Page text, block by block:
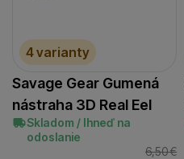
4 varianty
Savage Gear Gumená
nástraha 3D Real Eel
Skladom / Ihneď na
odoslanie
6,50€